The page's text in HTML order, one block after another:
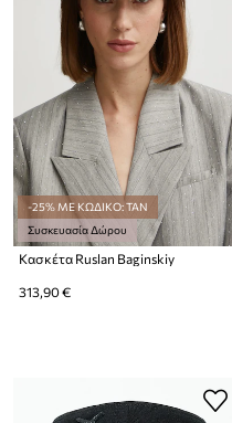
-25% ΜΕ ΚΩΔΙΚΟ: TAN
Συσκευασία Δώρου
Κασκέτα Ruslan Baginskiy
313,90 €